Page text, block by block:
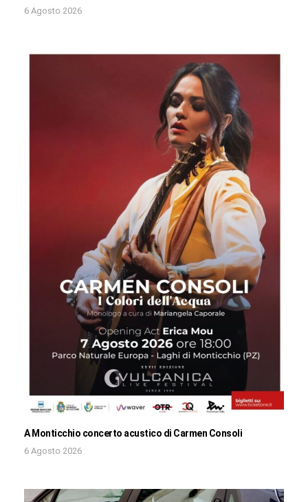
6 Agosto 2026
A Monticchio concerto acustico di Carmen Consoli
6 Agosto 2026